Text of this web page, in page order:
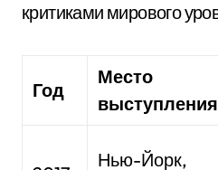
критиками мирового
Год
Место
выступления
Нью-Йорк,